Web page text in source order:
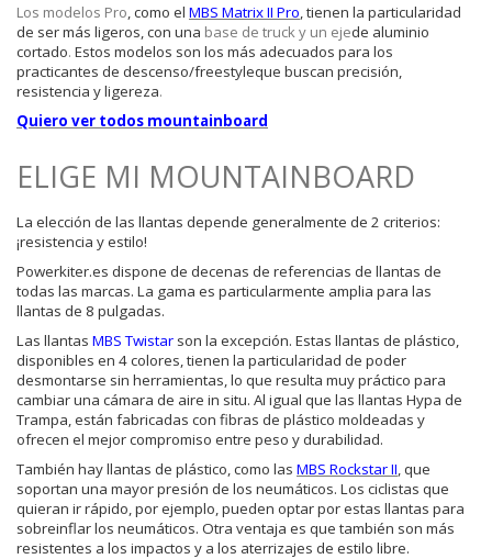
Los modelos Pro, como el MBS Matrix II Pro, tienen la particularidad
de ser más ligeros, con una base de truck y un ejede aluminio
cortado. Estos modelos son los más adecuados para los
practicantes de descenso/freestyleque buscan precisión,
resistencia y ligereza.
Quiero ver todos mountainboard
ELIGE MI MOUNTAINBOARD
La elección de las llantas depende generalmente de 2 criterios:
¡resistencia y estilo!
Powerkiter.es dispone de decenas de referencias de llantas de
todas las marcas. La gama es particularmente amplia para las
llantas de 8 pulgadas.
Las llantas MBS Twistar son la excepción. Estas llantas de plástico,
disponibles en 4 colores, tienen la particularidad de poder
desmontarse sin herramientas, lo que resulta muy práctico para
cambiar una cámara de aire in situ. Al igual que las llantas Hypa de
Trampa, están fabricadas con fibras de plástico moldeadas y
ofrecen el mejor compromiso entre peso y durabilidad.
También hay llantas de plástico, como las MBS Rockstar II, que
soportan una mayor presión de los neumáticos. Los ciclistas que
quieran ir rápido, por ejemplo, pueden optar por estas llantas para
sobreinflar los neumáticos. Otra ventaja es que también son más
resistentes a los impactos y a los aterrizajes de estilo libre.